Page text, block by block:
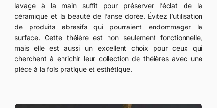
lavage à la main suffit pour préserver l’éclat de la
céramique et la beauté de l’anse dorée. Évitez l’utilisation
de produits abrasifs qui pourraient endommager la
surface. Cette théière est non seulement fonctionnelle,
mais elle est aussi un excellent choix pour ceux qui
cherchent à enrichir leur collection de théières avec une
pièce à la fois pratique et esthétique.